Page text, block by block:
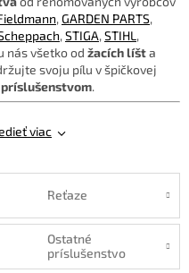
, GARDEN PARTS,
, STIGA, STIHL ,
nás všetko od žacích líšta
svoju pílu v špičkovej
.
viac
Reťaze
Ostatné
príslušenstvo